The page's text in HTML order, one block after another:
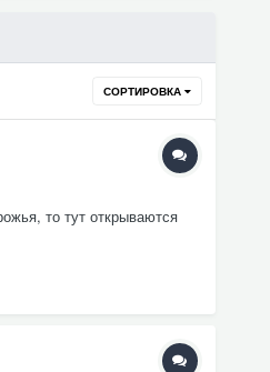
СОРТИРОВКА
то тут открываются